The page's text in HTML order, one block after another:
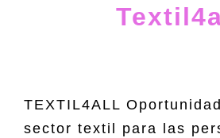
TEXTIL4ALL
sector textil para las